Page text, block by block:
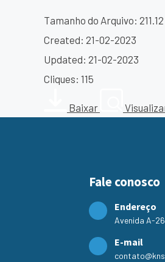
Tamanho do Arquivo:
Created: 21-02-2023
Updated: 21-02-2023
Cliques: 115
Baixar
Fale conosco
Endereço
Avenida A-
E-mail